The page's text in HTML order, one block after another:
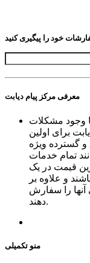
وجود مشکلات
برای اولین
و گسترده ویژه
تمام خدمات
قیمت در یک
و علاوه بر
آنها را سفارش
دهند.
منو تکمیلی